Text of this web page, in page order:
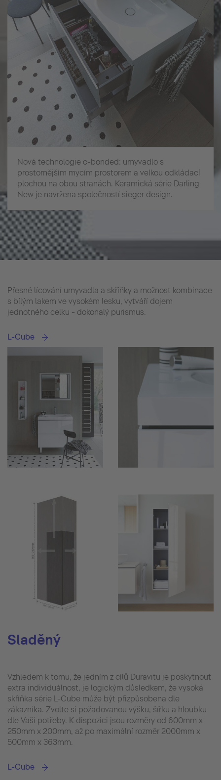
Nová technologie c-bonded: umyvadlo s
prostornějším mycím prostorem a velkou odkládací
plochou na obou stranách. Keramická série Darling
New je navržena společností sieger design.
Přesné lícování umyvadla a skříňky a možnost kombinace
s bílým lakem ve vysokém lesku, vytváří dojem
jednotného celku - dokonalý purismus.
L-Cube
Sladěný
Vzhledem k tomu, že jedním z cílů Duravitu je poskytnout
extra individuálnost, je logickým důsledkem, že vysoká
skříňka série L-Cube může být přizpůsobena dle
zákazníka. Zvolte si požadovanou výšku, šířku a hloubku
dle Vaší potřeby. K dispozici jsou rozměry od 600mm x
250mm x 200mm, až po maximální rozměr 2000mm x
500mm x 363mm.
L-Cube